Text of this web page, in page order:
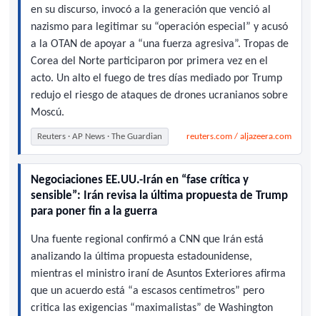
en su discurso, invocó a la generación que venció al
nazismo para legitimar su “operación especial” y acusó
a la OTAN de apoyar a “una fuerza agresiva”. Tropas de
Corea del Norte participaron por primera vez en el
acto. Un alto el fuego de tres días mediado por Trump
redujo el riesgo de ataques de drones ucranianos sobre
Moscú.
Reuters · AP News · The Guardian reuters.com / aljazeera.com
Negociaciones EE.UU.-Irán en “fase crítica y
sensible”: Irán revisa la última propuesta de Trump
para poner fin a la guerra
Una fuente regional confirmó a CNN que Irán está
analizando la última propuesta estadounidense,
mientras el ministro iraní de Asuntos Exteriores afirma
que un acuerdo está “a escasos centímetros” pero
critica las exigencias “maximalistas” de Washington